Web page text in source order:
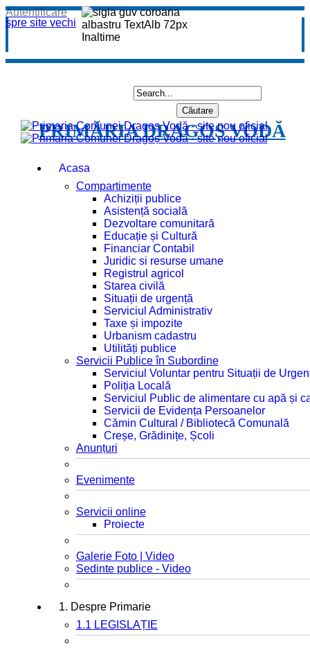
spre site vechi
Autentificare
PRIMĂRIA DRAGOȘ VODĂ
Acasa
Compartimente
Achiziții publice
Asistență socială
Dezvoltare comunitară
Educație și Cultură
Financiar Contabil
Juridic si resurse umane
Registrul agricol
Starea civilă
Situații de urgență
Serviciul Administrativ
Taxe și impozite
Urbanism cadastru
Utilități publice
Servicii Publice în Subordine
Serviciul Voluntar pentru Situații de
Poliția Locală
Serviciul Public de alimentare cu apă și
Servicii de Evidența Persoanelor
Cămin Cultural / Bibliotecă Comunală
Creșe, Grădinițe, Școli
Anunțuri
Evenimente
Servicii online
Proiecte
Galerie Foto | Video
Sedinte publice - Video
1. Despre Primarie
1.1 LEGISLAȚIE